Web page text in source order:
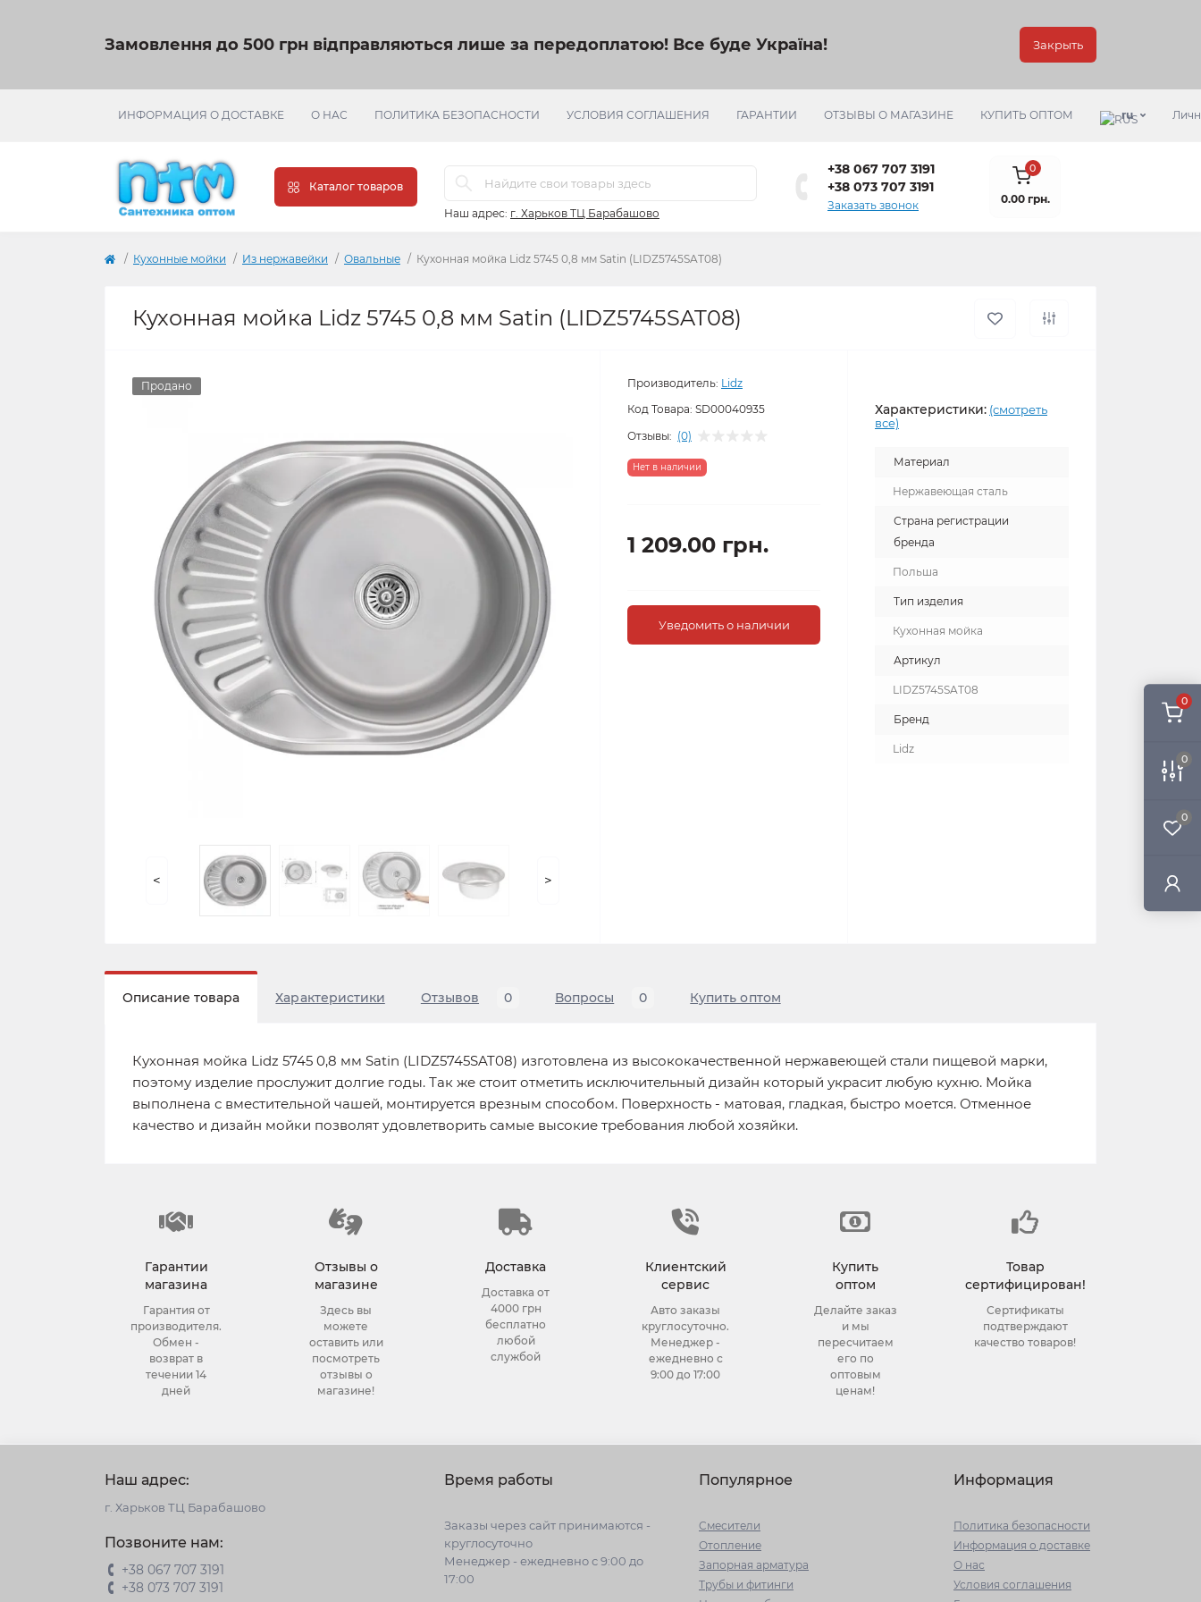
0
0
0
Замовлення до 500 грн відправляються лише за передоплатою! Все буде Україна! Закрыть
ИНФОРМАЦИЯ О ДОСТАВКЕ О НАС ПОЛИТИКА БЕЗОПАСНОСТИ УСЛОВИЯ СОГЛАШЕНИЯ ГАРАНТИИ ОТЗЫВЫ О МАГАЗИНЕ КУПИТЬ ОПТОМ ru
Каталог товаров
Наш адрес: г. Харьков ТЦ Барабашово
+38 067 707 3191
+38 073 707 3191
Заказать звонок
0
0.00 грн.
Кухонные мойки Из нержавейки Овальные Кухонная мойка Lidz 5745 0,8 мм Satin (LIDZ5745SAT08)
Кухонная мойка Lidz 5745 0,8 мм Satin (LIDZ5745SAT08)
Продано
< >
Производитель: Lidz
Код Товара: SD00040935
Отзывы: (0)
Нет в наличии
1 209.00 грн.
Уведомить о наличии
Характеристики: (смотреть
все)
Материал
Нержавеющая сталь
Страна регистрации
бренда
Польша
Тип изделия
Кухонная мойка
Артикул
LIDZ5745SAT08
Бренд
Lidz
Описание товара Характеристики Отзывов 0 Вопросы 0 Купить оптом
Кухонная мойка Lidz 5745 0,8 мм Satin (LIDZ5745SAT08) изготовлена из высококачественной нержавеющей стали пищевой марки,
поэтому изделие прослужит долгие годы. Так же стоит отметить исключительный дизайн который украсит любую кухню. Мойка
выполнена с вместительной чашей, монтируется врезным способом. Поверхность - матовая, гладкая, быстро моется. Отменное
качество и дизайн мойки позволят удовлетворить самые высокие требования любой хозяйки.
Гарантии
магазина
Гарантия от
производителя.
Обмен -
возврат в
течении 14
дней
Отзывы о
магазине
Здесь вы
можете
оставить или
посмотреть
отзывы о
магазине!
Доставка
Доставка от
4000 грн
бесплатно
любой
службой
Клиентский
сервис
Авто заказы
круглосуточно.
Менеджер -
ежедневно с
9:00 до 17:00
Купить
оптом
Делайте заказ
и мы
пересчитаем
его по
оптовым
ценам!
Товар
сертифицирован!
Сертификаты
подтверждают
качество товаров!
Наш адрес:
г. Харьков ТЦ Барабашово
Позвоните нам:
+38 067 707 3191
+38 073 707 3191
Время работы
Заказы через сайт принимаются -
круглосуточно
Менеджер - ежедневно с 9:00 до
17:00
Популярное
Cмесители
Отопление
Запорная арматура
Трубы и фитинги
Информация
Политика безопасности
Информация о доставке
О нас
Условия соглашения